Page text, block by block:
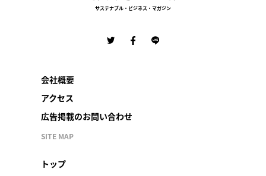
サステナブル・ビジネス・マガジン
会社概要
アクセス
広告掲載のお問い合わせ
SITE MAP
トップ